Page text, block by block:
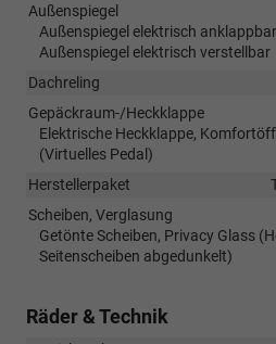
Außenspiegel
Außenspiegel elektrisch
Außenspiegel elektrisch verstellbar
Dachreling
Gepäckraum-/Heckklappe
Elektrische Heckklappe,
(Virtuelles Pedal)
Herstellerpaket
Scheiben, Verglasung
Getönte Scheiben, Privacy Glass
Seitenscheiben abgedunkelt)
Räder & Technik